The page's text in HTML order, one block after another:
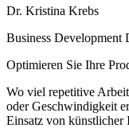
Dr. Kristina Krebs
Business Development
Optimieren Sie Ihre
Wo viel repetitive
oder Geschwindigkeit
Einsatz von künstlicher